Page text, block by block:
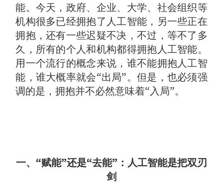
能。今天，政府、企业、大学、社会组织等
机构很多已经拥抱了人工智能，另一些正在
拥抱，还有一些迟疑不决，不过，等不了多
久，所有的个人和机构都得拥抱人工智能。
用一个流行的概念来说，谁不能拥抱人工智
能，谁大概率就会“出局”。但是，也必须强
调的是，拥抱并不必然意味着“入局”。
一、“赋能”还是“去能”：人工智能是把双刃
剑